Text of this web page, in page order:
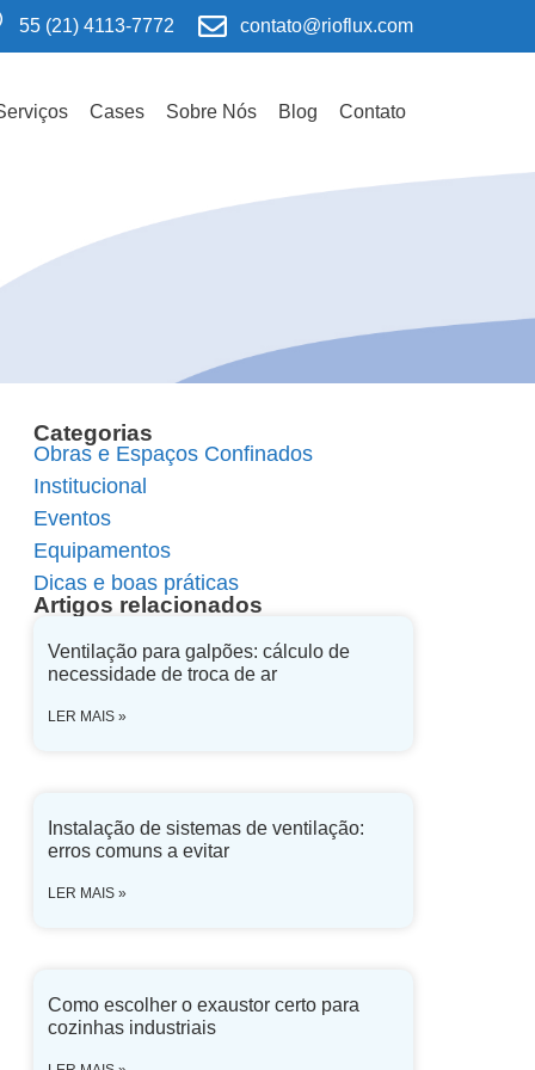
55 (21) 4113-7772 contato@rioflux.com
Cases Sobre Nós Blog Contato
Categorias
Obras e Espaços Confinados
Institucional
Eventos
Equipamentos
Dicas e boas práticas
Artigos relacionados
Ventilação para galpões: cálculo de
necessidade de troca de ar
LER MAIS »
Instalação de sistemas de ventilação:
erros comuns a evitar
LER MAIS »
Como escolher o exaustor certo para
cozinhas industriais